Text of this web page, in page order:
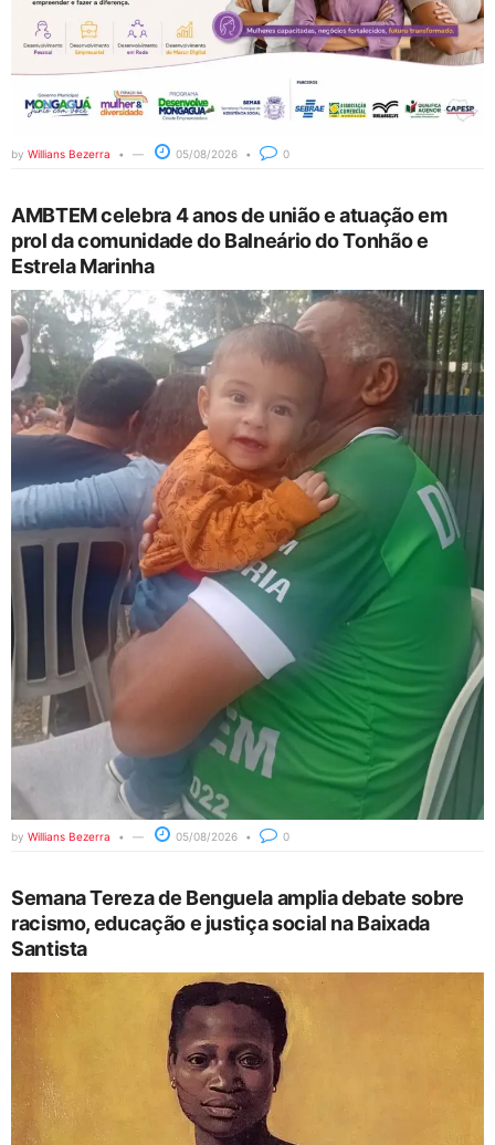
by Willians Bezerra 05/08/2026 0
AMBTEM celebra 4 anos de união e atuação em
prol da comunidade do Balneário do Tonhão e
Estrela Marinha
by Willians Bezerra 05/08/2026 0
Semana Tereza de Benguela amplia debate sobre
racismo, educação e justiça social na Baixada
Santista